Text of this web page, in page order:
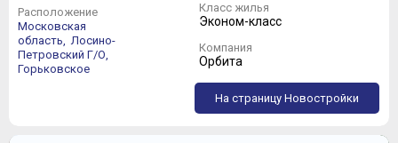
Расположение
Московская
область, Лосино-
Петровский Г/О,
Горьковское
Класс жилья
Эконом-класс
Компания
Орбита
На страницу Новостройки